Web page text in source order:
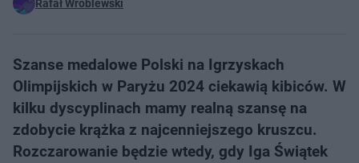
Rafał Wróblewski
Szanse medalowe Polski na Igrzyskach
Olimpijskich w Paryżu 2024 ciekawią kibiców. W
kilku dyscyplinach mamy realną szansę na
zdobycie krążka z najcenniejszego kruszcu.
Rozczarowanie będzie wtedy, gdy Iga Świątek